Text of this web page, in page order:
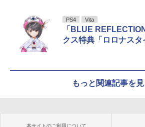
PS4 Vita
「BLUE
クス特典「ロロナスタ
もっと関連記事を
本サイトのご利用について